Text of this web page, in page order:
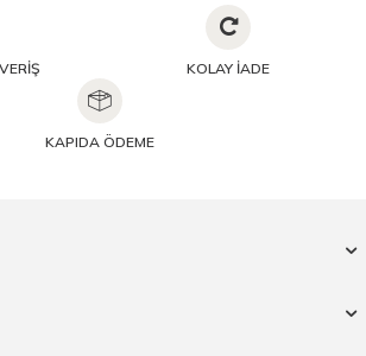
KOLAY İADE
KAPIDA ÖDEME